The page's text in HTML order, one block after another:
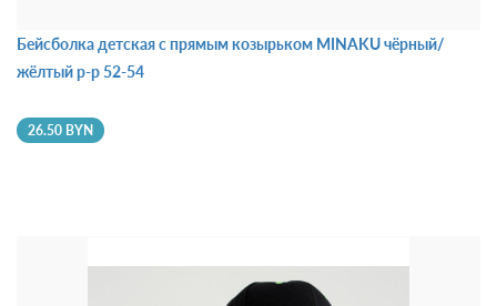
Бейсболка детская с прямым козырьком MINAKU чёрный/
жёлтый р-р 52-54
26.50 BYN